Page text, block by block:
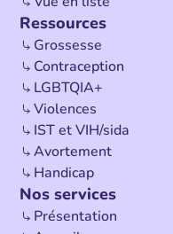
Ressources
Grossesse
Contraception
LGBTQIA+
Violences
IST et VIH/sida
Avortement
Handicap
Nos services
Présentation